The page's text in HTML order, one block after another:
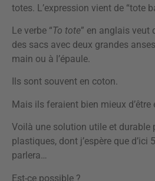
totes. L’expression vient de “tote
Le verbe “To tote” en anglais veut
des sacs avec deux grandes
main ou à l’épaule.
Ils sont souvent en coton.
Mais ils feraient bien mieux d’être
Voilà une solution utile et durable
plastiques, dont j’espère que d’ici
parlera…
Est-ce possible ?